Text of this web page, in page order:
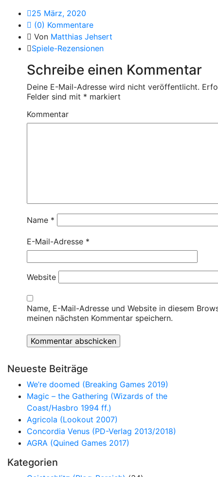
25 März, 2020
(0) Kommentare
Von Matthias Jehsert
Spiele-Rezensionen
Schreibe einen Kommentar
Deine E-Mail-Adresse wird nicht veröffentlicht.
Felder sind mit * markiert
Kommentar
Name *
E-Mail-Adresse *
Website
Name, E-Mail-Adresse und Website in diesem
meinen nächsten Kommentar speichern.
Neueste Beiträge
We’re doomed (Breaking Games 2019)
Magic – the Gathering (Wizards of the
Coast/Hasbro 1994 ff.)
Agricola (Lookout 2007)
Concordia Venus (PD-Verlag 2013/2018)
AGRA (Quined Games 2017)
Kategorien